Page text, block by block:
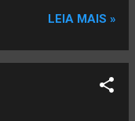
o sussurro da terra
Vara All rights
LEIA MAIS »